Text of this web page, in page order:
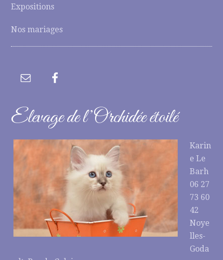
Expositions
Nos mariages
Elevage de l’Orchidée étoilé
Karin
e Le
Barh
06 27
73 60
42
Noye
lles-
Goda